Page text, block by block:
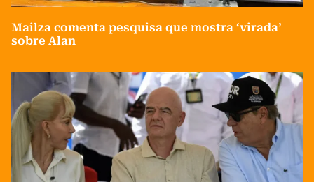
Mailza comenta pesquisa que mostra ‘virada’
sobre Alan